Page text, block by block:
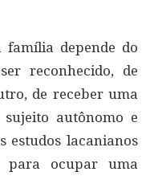
depende do
reconhecido, de
de receber uma
autônomo e
estudos lacanianos
para ocupar uma